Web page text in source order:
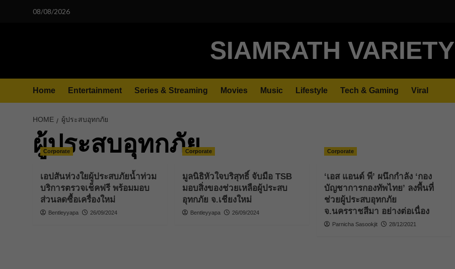
08/08/2026
SIAMRATH VARIETY
Home Entertainment Series & Streaming Movies Music Lifestyle Tech & Gaming Viral
HOME ผู้ประสบอุทกภัย
ผู้ประสบอุทกภัย
Corporate
เอปสันห่วงใยผู้ประสบภัยน้ำท่วม
บริการตรวจเช็คฟรี พร้อมมอบ
ส่วนลดซื้อเครื่องใหม่
Bentleyyapa 26/09/2024
Corporate
มูลนิธิหัวใจบริสุทธิ์ จับมือ TSB
มอบสิ่งของช่วยเหลือผู้ประสบ
อุทกภัย จ.เชียงใหม่
Bentleyyapa 26/09/2024
Corporate
‘เอส แอนด์ พี’ ผนึกกำลัง ‘กอง
บัญชาการกองทัพไทย’ ลงพื้นที่
ช่วยผู้ประสบอุทกภัย
จ.นครราชสีมา อย่างต่อเนื่อง
Parnicha Sasookjit 28/12/2021